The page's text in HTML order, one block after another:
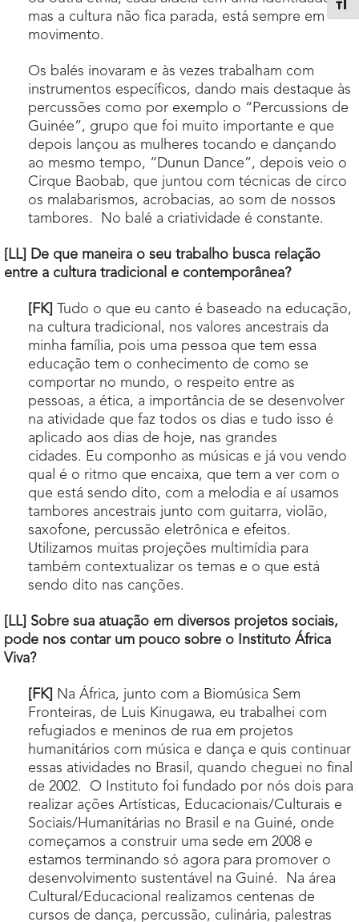
mas a cultura não fica parada, está sempre em
movimento.
Os balés inovaram e às vezes trabalham com
instrumentos específicos, dando mais destaque às
percussões como por exemplo o “Percussions de
Guinée”, grupo que foi muito importante e que
depois lançou as mulheres tocando e dançando
ao mesmo tempo, “Dunun Dance”, depois veio o
Cirque Baobab, que juntou com técnicas de circo
os malabarismos, acrobacias, ao som de nossos
tambores. No balé a criatividade é constante.
[LL] De que maneira o seu trabalho busca relação
entre a cultura tradicional e contemporânea?
[FK]
Tudo o que eu canto é baseado na educação,
na cultura tradicional, nos valores ancestrais da
minha família, pois uma pessoa que tem essa
educação tem o conhecimento de como se
comportar no mundo, o respeito entre as
pessoas, a ética, a importância de se desenvolver
na atividade que faz todos os dias e tudo isso é
aplicado aos dias de hoje, nas grandes
cidades. Eu componho as músicas e já vou vendo
qual é o ritmo que encaixa, que tem a ver com o
que está sendo dito, com a melodia e aí usamos
tambores ancestrais junto com guitarra, violão,
saxofone, percussão eletrônica e efeitos.
Utilizamos muitas projeções multimídia para
também contextualizar os temas e o que está
sendo dito nas canções.
[LL] Sobre sua atuação em diversos projetos sociais,
pode nos contar um pouco sobre o Instituto África
Viva?
[FK]
Na África, junto com a Biomúsica Sem
Fronteiras, de Luis Kinugawa, eu trabalhei com
refugiados e meninos de rua em projetos
humanitários com música e dança e quis continuar
essas atividades no Brasil, quando cheguei no final
de 2002. O Instituto foi fundado por nós dois para
realizar ações Artísticas, Educacionais/Culturais e
Sociais/Humanitárias no Brasil e na Guiné, onde
começamos a construir uma sede em 2008 e
estamos terminando só agora para promover o
desenvolvimento sustentável na Guiné. Na área
Cultural/Educacional realizamos centenas de
cursos de dança, percussão, culinária, palestras